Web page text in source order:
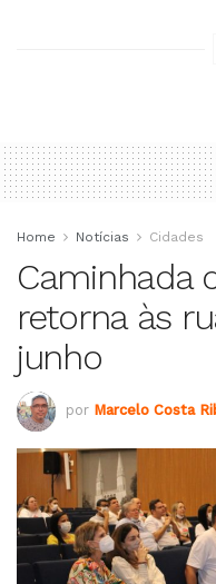
Home Notícias Cidades
Caminhada
retorna às
junho
por Marcelo Costa